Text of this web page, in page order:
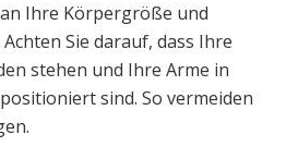
Ihre Körpergröße und
Sie darauf, dass Ihre
stehen und Ihre Arme in
sind. So vermeiden